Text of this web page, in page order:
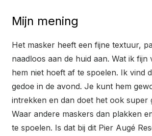
Mijn mening
Het masker heeft een fijne textuur,
naadloos aan de huid aan. Wat ik fijn
hem niet hoeft af te spoelen. Ik vind
gedoe in de avond. Je kunt hem
intrekken en dan doet het ook super
Waar andere maskers dan plakken
te spoelen. Is dat bij dit Pier Augé